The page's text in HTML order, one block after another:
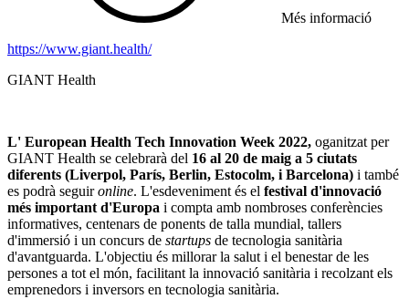
Més informació
https://www.giant.health/
GIANT Health
L' European Health Tech Innovation Week 2022, oganitzat per
GIANT Health se celebrarà del 16 al 20 de maig a 5 ciutats
diferents (Liverpol, París, Berlin, Estocolm, i Barcelona) i també
es podrà seguironline. L'esdeveniment és el festival d'innovació
més important d'Europa i compta amb nombroses conferències
informatives, centenars de ponents de talla mundial, tallers
d'immersió i un concurs de startups de tecnologia sanitària
d'avantguarda. L'objectiu és millorar la salut i el benestar de les
persones a tot el món, facilitant la innovació sanitària i recolzant els
emprenedors i inversors en tecnologia sanitària.